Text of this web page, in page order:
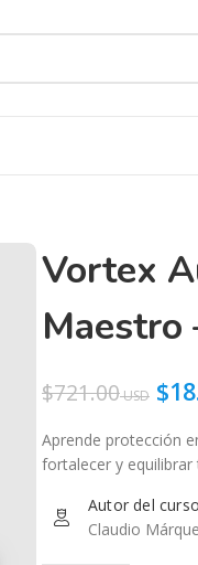
Vortex
Maestro
$721.00 $
Aprende protección
fortalecer y
Autor del
Claudio